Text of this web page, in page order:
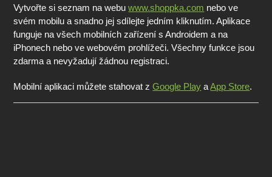
Vytvořte si seznam na webuwww.shoppka.com nebo ve
svém mobilu a snadno jej sdílejte jedním kliknutím. Aplikace
funguje na všech mobilních zařízení s Androidem a na
iPhonech nebo ve webovém prohlížeči. Všechny funkce jsou
zdarma a nevyžadují žádnou registraci.
Mobilní aplikaci můžete stahovat zGoogle Play aApp Store.